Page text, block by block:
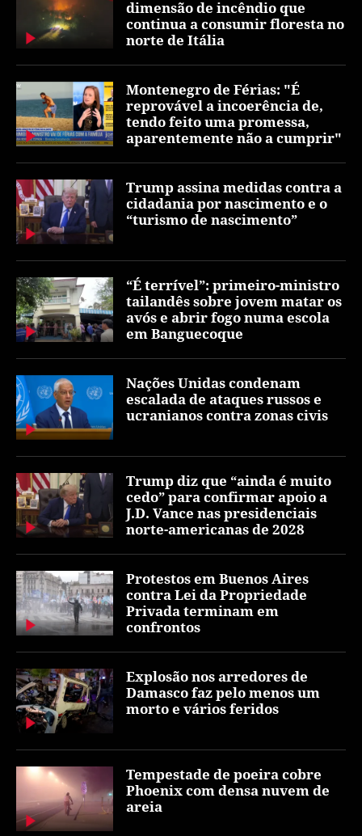
dimensão de incêndio que
continua a consumir floresta no
norte de Itália
Montenegro de Férias: "É
reprovável a incoerência de,
tendo feito uma promessa,
aparentemente não a cumprir"
Trump assina medidas contra a
cidadania por nascimento e o
“turismo de nascimento”
“É terrível”: primeiro-ministro
tailandês sobre jovem matar os
avós e abrir fogo numa escola
em Banguecoque
Nações Unidas condenam
escalada de ataques russos e
ucranianos contra zonas civis
Trump diz que “ainda é muito
cedo” para confirmar apoio a
J.D. Vance nas presidenciais
norte-americanas de 2028
Protestos em Buenos Aires
contra Lei da Propriedade
Privada terminam em
confrontos
Explosão nos arredores de
Damasco faz pelo menos um
morto e vários feridos
Tempestade de poeira cobre
Phoenix com densa nuvem de
areia